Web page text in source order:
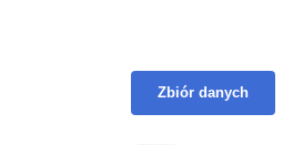
Zbiór danych